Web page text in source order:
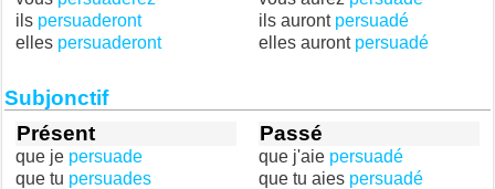
ils persuaderont
elles persuaderont
ils auront persuadé
elles auront persuadé
Subjonctif
Présent
que je persuade
que tu persuades
Passé
que j'aie persuadé
que tu aies persuadé